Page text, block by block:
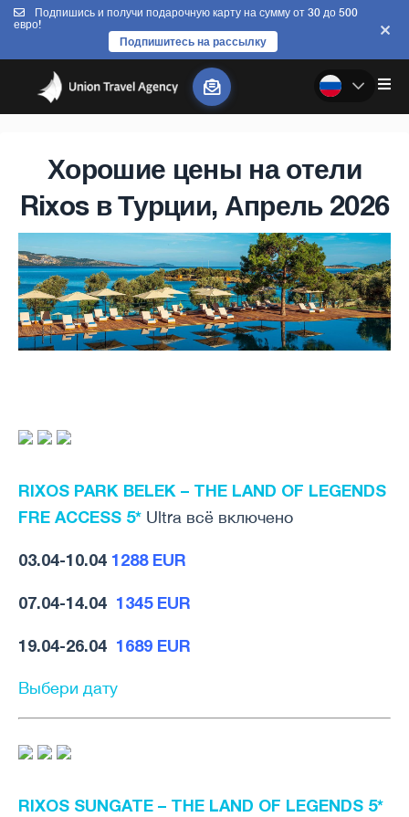
Подпишись и получи подарочную карту на сумму от 30 до 500
евро!
Подпишитесь на рассылку
Хорошие цены на отели
Rixos в Турции, Апрель 2026
RIXOS PARK BELEK – THE LAND OF LEGENDS
FRE ACCESS 5* Ultra всё включено
03.04-10.04 1288 EUR
07.04-14.04 1345 EUR
19.04-26.04 1689 EUR
Выбери дату
RIXOS SUNGATE – THE LAND OF LEGENDS 5*